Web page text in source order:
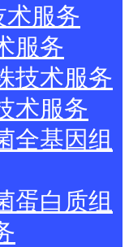
术服务
服务
技术服务
术服务
全基因组
蛋白质组